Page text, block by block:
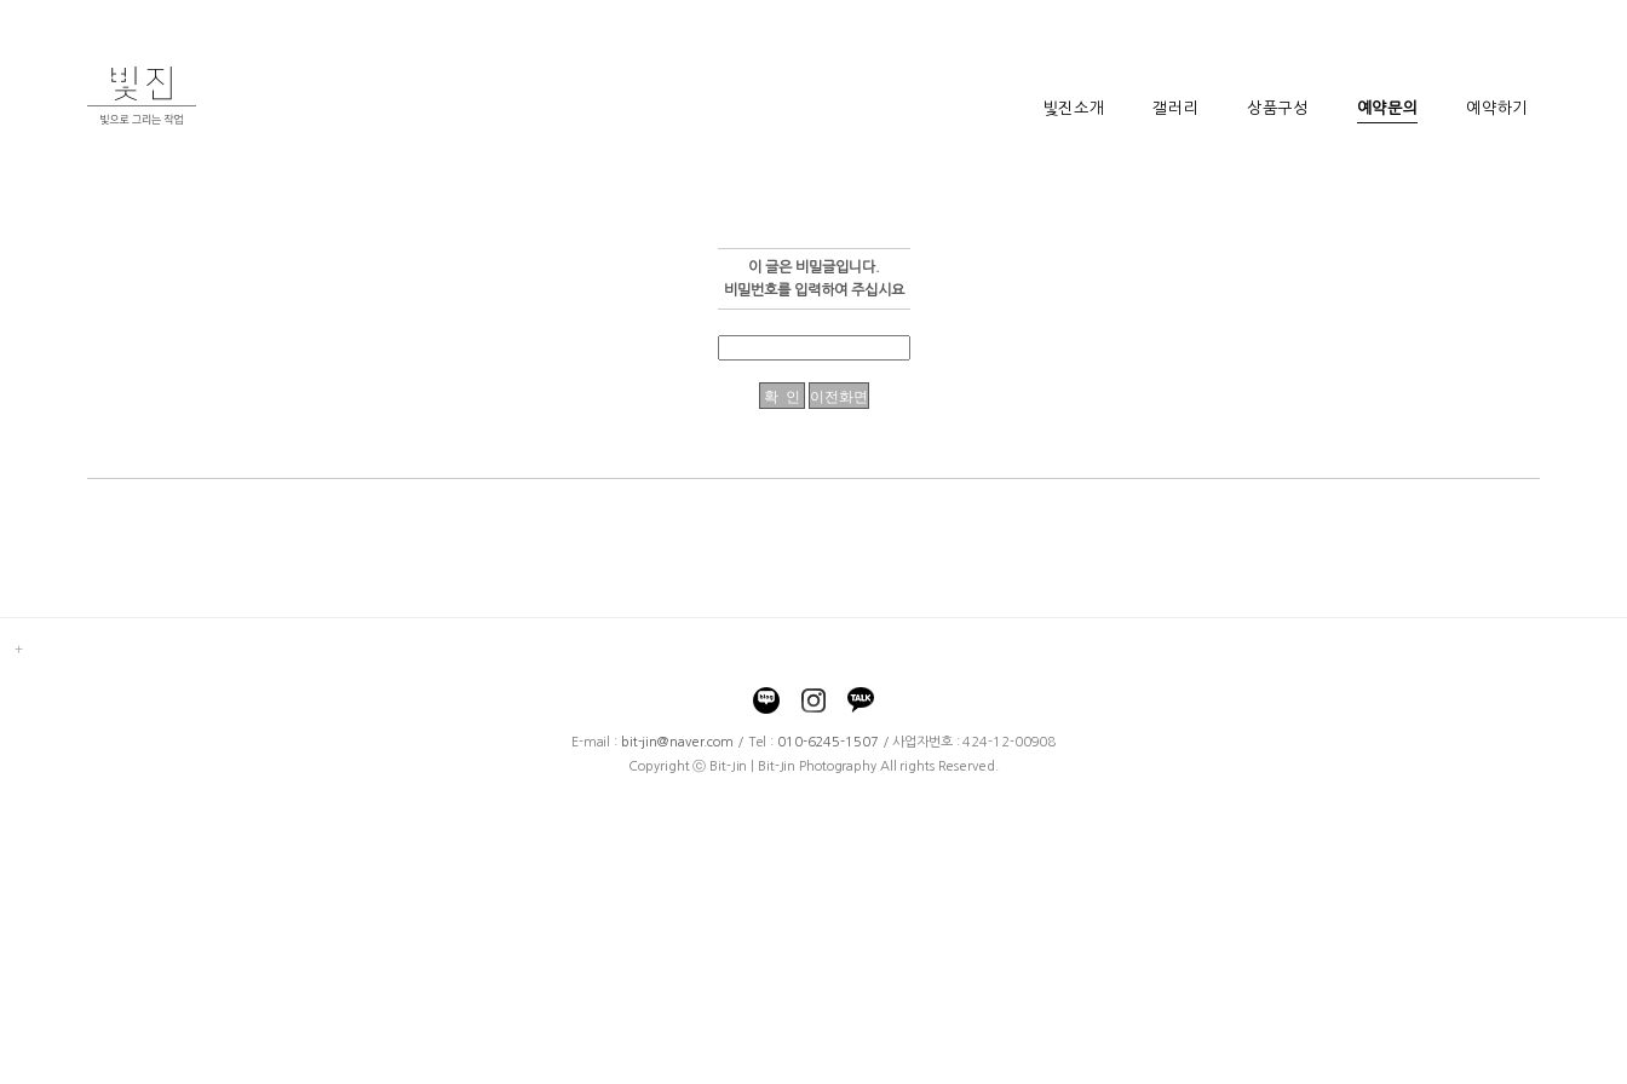
빛진소개 갤러리 상품구성 예약문의 예약하기
이 글은 비밀글입니다.
비밀번호를 입력하여 주십시요
E-mail : bit-jin@naver.com / Tel : 010-6245-1507 / 사업자번호 : 424-12-00908
Copyright ⓒ Bit-Jin | Bit-Jin Photography All rights Reserved.